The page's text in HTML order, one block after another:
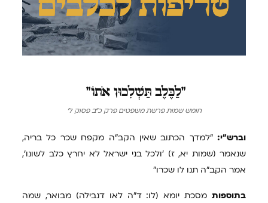
"לַכֶּלֶב תַּשְׁלִכוּן אֹתוֹ"
חומש שמות פרשת משפטים פרק כ"ב פסוק ל'
וברש"י: "למדך הכתוב שאין הקב"ה מקפח שכר כל בריה,
שנאמר (שמות יא, ז) 'ולכל בני ישראל לא יחרץ כלב לשונו',
אמר הקב"ה תנו לו שכרו"
בתוספות מסכת יומא (לו: ד"ה לאו דנבילה) מבואר, שמה